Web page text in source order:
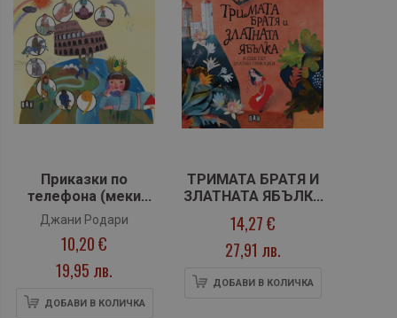
Приказки по
телефона (меки
корици)
Джани Родари
10,20 €
19,95 лв.
ДОБАВИ В КОЛИЧКА
ТРИМАТА БРАТЯ И
ЗЛАТНАТА ЯБЪЛКА
и още пет приказки
14,27 €
27,91 лв.
ДОБАВИ В КОЛИЧКА